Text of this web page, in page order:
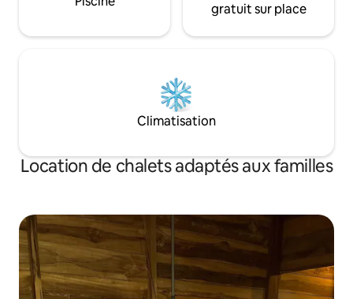
gratuit sur place
Climatisation
Location de chalets adaptés aux familles